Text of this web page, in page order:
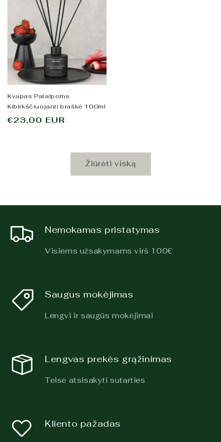
Kvapas Patalpoms
Kibirkščiuojanti braškė 100ml
Įprasta
€23,00 EUR
Žiūrėti viską
Nemokamas pristatymas
Visiems užsakymams virš 100€
Saugus mokėjimas
Lengvi ir saugūs mokėjimai
Lengvas prekės grąžinimas
Teisė atsisakyti sutarties
Kliento pažadas